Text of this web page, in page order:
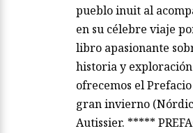
pueblo inuit al
en su célebre viaje
libro apasionante
historia y
ofrecemos el
gran invierno
Autissier. *****